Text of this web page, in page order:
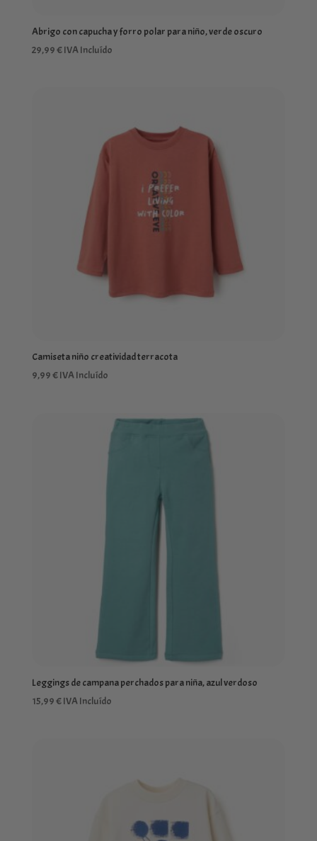
Abrigo con capucha y forro polar para niño, verde oscuro
29,99€IVA Incluído
Camiseta niño creatividad terracota
9,99€IVA Incluído
Leggings de campana perchados para niña, azul verdoso
15,99€IVA Incluído